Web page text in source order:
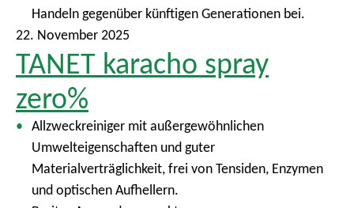
Handeln gegenüber künftigen Generationen bei.
22. November 2025
TANET karacho spray
zero%
Allzweckreiniger mit außergewöhnlichen
Umwelteigenschaften und guter
Materialverträglichkeit, frei von Tensiden, Enzymen
und optischen Aufhellern.